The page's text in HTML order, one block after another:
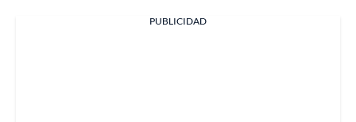
PUBLICIDAD